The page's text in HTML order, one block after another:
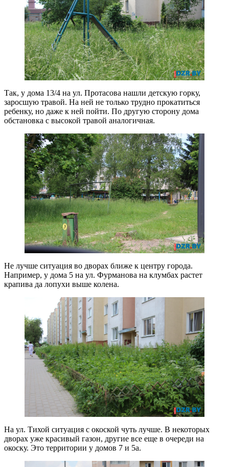
Так, у дома 13/4 на ул. Протасова нашли детскую горку,
заросшую травой. На ней не только трудно прокатиться
ребенку, но даже к ней пойти. По другую сторону дома
обстановка с высокой травой аналогичная.
Не лучше ситуация во дворах ближе к центру города.
Например, у дома 5 на ул. Фурманова на клумбах растет
крапива да лопухи выше колена.
На ул. Тихой ситуация с окоской чуть лучше. В некоторых
дворах уже красивый газон, другие все еще в очереди на
окоску. Это территории у домов 7 и 5а.